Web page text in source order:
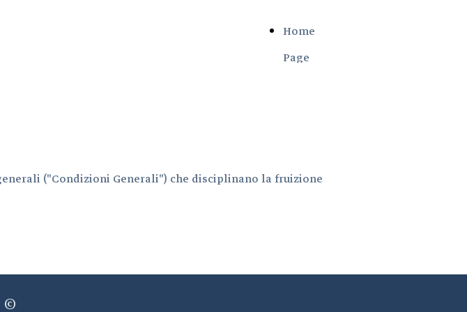
©
Home
Page
("Condizioni Generali") che disciplinano la fruizione